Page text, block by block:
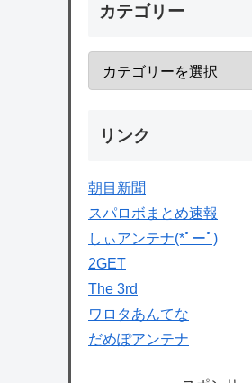
カテゴリー
リンク
朝目新聞
スパロボまとめ速報
しぃアンテナ(*ﾟーﾟ)
2GET
The 3rd
ワロタあんてな
だめぽアンテナ